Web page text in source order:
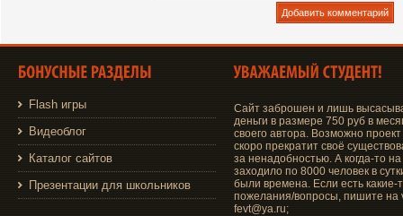
Flash игры
Видеоблог
Каталог сайтов
Презентации для школьников
Сайт заброшен и лишь
деньги в размере 750 руб в
своего автора. Возможно проект
скоро прекратит своё
за ненадобностью. А когда-то на
заходило по 8000 человек в
были времена. Если есть какие-
пожелания/вопросы, пишите на
fevt@ya.ru;